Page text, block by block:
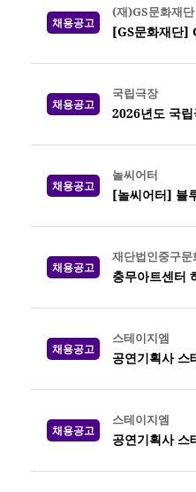
채용공고
(재)GS문화재단
[GS문화재단]
채용공고
국립극장
2026년도 국
채용공고
놀씨어터
[놀씨어터] 블
채용공고
재단법인중구문
충무아트센터
채용공고
스테이지엠
공연기획사 스
채용공고
스테이지엠
공연기획사 스